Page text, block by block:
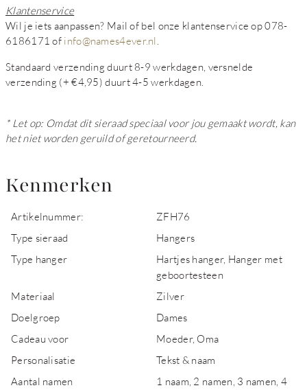
Klantenservice
Wil je iets aanpassen? Mail of bel onze klantenservice op 078-
6186171 of info@names4ever.nl
Standaard verzending duurt 8-9 werkdagen, versnelde
verzending (+ €4,95) duurt 4-5 werkdagen.
* Let op: Omdat dit sieraad speciaal voor jou gemaakt wordt, kan
het niet worden geruild of geretourneerd.
Kenmerken
Artikelnummer:
ZFH76
Type sieraad
Hangers
Type hanger
Hartjes hanger, Hanger met
geboortesteen
Materiaal
Zilver
Doelgroep
Dames
Cadeau voor
Moeder, Oma
Personalisatie
Tekst & naam
Aantal namen
1 naam, 2 namen, 3 namen, 4